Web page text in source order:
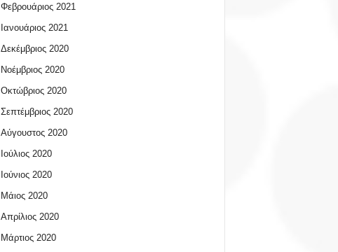
Φεβρουάριος 2021
Ιανουάριος 2021
Δεκέμβριος 2020
Νοέμβριος 2020
Οκτώβριος 2020
Σεπτέμβριος 2020
Αύγουστος 2020
Ιούλιος 2020
Ιούνιος 2020
Μάιος 2020
Απρίλιος 2020
Μάρτιος 2020